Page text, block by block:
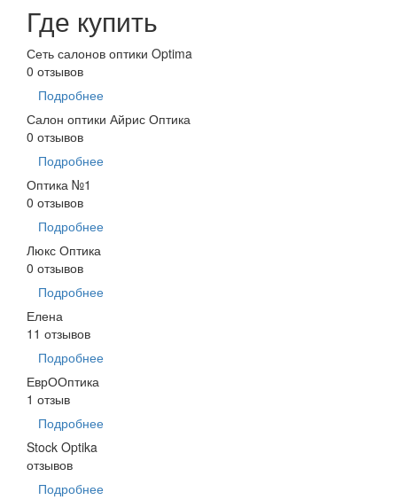
Где купить
Сеть салонов оптики Optima
0 отзывов
Подробнее
Салон оптики Айрис Оптика
0 отзывов
Подробнее
Оптика №1
0 отзывов
Подробнее
Люкс Оптика
0 отзывов
Подробнее
Елена
11 отзывов
Подробнее
ЕврООптика
1 отзыв
Подробнее
Stock Optika
отзывов
Подробнее